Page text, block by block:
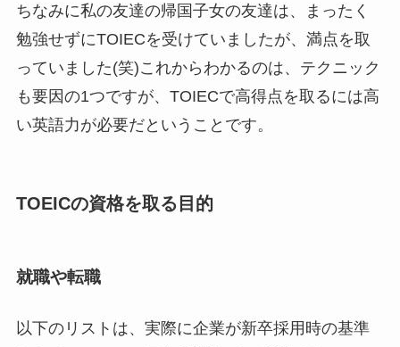
ちなみに私の友達の帰国子女の友達は、まったく
勉強せずにTOIECを受けていましたが、満点を取
っていました(笑)これからわかるのは、テクニック
も要因の1つですが、TOIECで高得点を取るには高
い英語力が必要だということです。
TOEICの資格を取る目的
就職や転職
以下のリストは、実際に企業が新卒採用時の基準